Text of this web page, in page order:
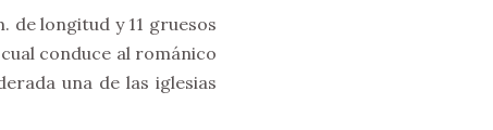
de longitud y 11 gruesos
conduce al románico
una de las iglesias